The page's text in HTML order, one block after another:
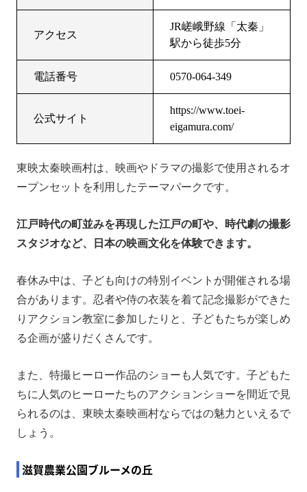
アクセス
JR嵯峨野線「太秦」
駅から徒歩5分
電話番号 0570-064-349
公式サイト
https://www.toei-
eigamura.com/
東映太秦映画村は、映画やドラマの撮影で使用されるオ
ープンセットを利用したテーマパークです。
江戸時代の町並みを再現した江戸の町や、時代劇の撮影
スタジオなど、日本の映画文化を体験できます。
春休み中は、子ども向けの特別イベントが開催される場
合があります。忍者や侍の衣装を着て記念撮影ができた
りアクション教室に参加したりと、子どもたちが楽しめ
る企画が盛りだくさんです。
また、特撮ヒーロー作品のショーも人気です。子どもた
ちに人気のヒーローたちのアクションショーを間近で見
られるのは、東映太秦映画村ならではの魅力といえるで
しょう。
滋賀農業公園ブルーメの丘